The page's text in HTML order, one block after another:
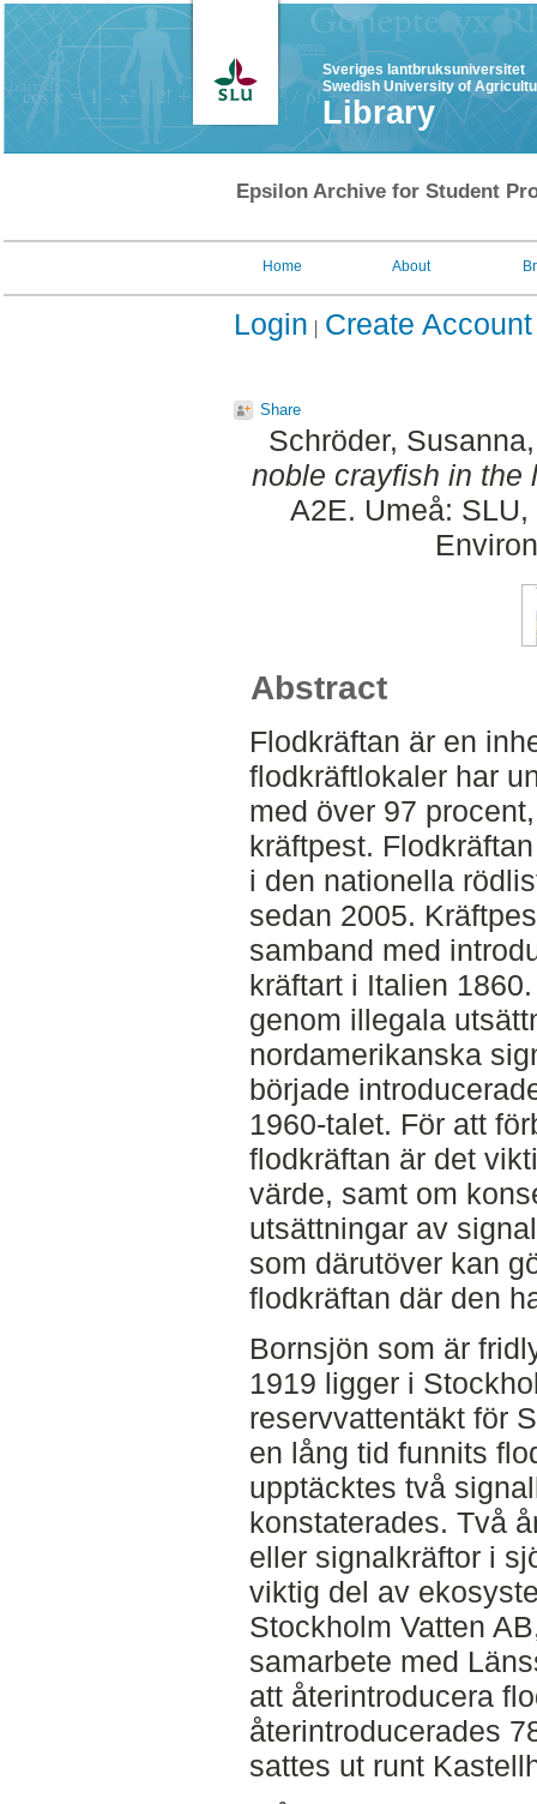
Sveriges lantbruksuniversitet
Swedish University of
Library
Epsilon Archive for Student
Home About
Login Create Account
Share
Schröder, Susanna
noble crayfish in the
A2E. Umeå:
Abstract
Flodkräftan är en
flodkräftlokaler har
med över 97
kräftpest.
i den nationella
sedan 2005.
samband med
kräftart i Italien
genom illegala
nordamerikanska
började
1960-talet. För att
flodkräftan är det
värde, samt om
utsättningar av
som därutöver kan
flodkräftan där den
Bornsjön som är
1919 ligger i
reservvattentäkt för
en lång tid funnits
upptäcktes två
konstaterades. Två
eller signalkräftor i
viktig del av
Stockholm Vatten
samarbete med
att återintroducera
återintroducerades
sattes ut runt